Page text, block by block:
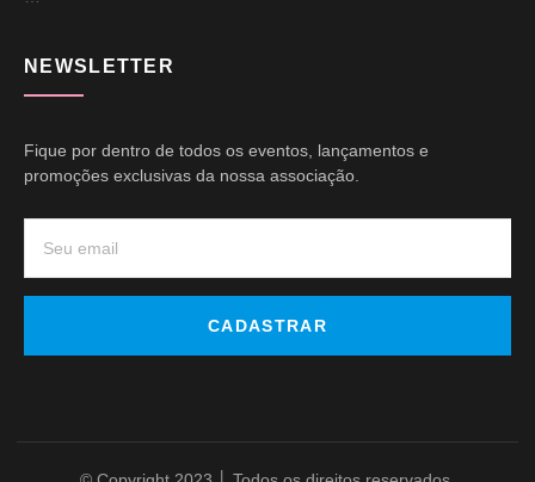
NEWSLETTER
Fique por dentro de todos os eventos, lançamentos e
promoções exclusivas da nossa associação.
CADASTRAR